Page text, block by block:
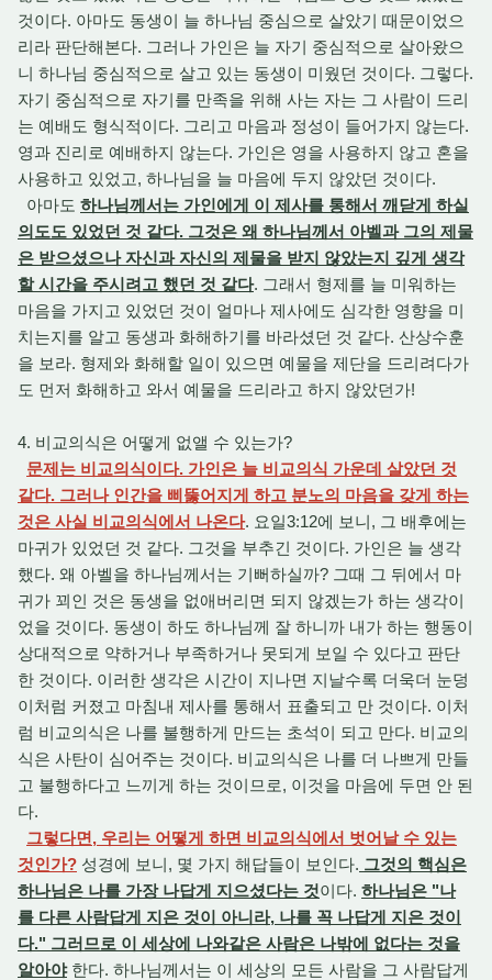
것이다. 아마도 동생이 늘 하나님 중심으로 살았기 때문이었으
리라 판단해본다. 그러나 가인은 늘 자기 중심적으로 살아왔으
니 하나님 중심적으로 살고 있는 동생이 미웠던 것이다. 그렇다.
자기 중심적으로 자기를 만족을 위해 사는 자는 그 사람이 드리
는 예배도 형식적이다. 그리고 마음과 정성이 들어가지 않는다.
영과 진리로 예배하지 않는다. 가인은 영을 사용하지 않고 혼을
사용하고 있었고, 하나님을 늘 마음에 두지 않았던 것이다.
아마도 하나님께서는 가인에게 이 제사를 통해서 깨닫게 하실
의도도 있었던 것 같다. 그것은 왜 하나님께서 아벨과 그의 제물
은 받으셨으나 자신과 자신의 제물을 받지 않았는지 깊게 생각
할 시간을 주시려고 했던 것 같다. 그래서 형제를 늘 미워하는
마음을 가지고 있었던 것이 얼마나 제사에도 심각한 영향을 미
치는지를 알고 동생과 화해하기를 바라셨던 것 같다. 산상수훈
을 보라. 형제와 화해할 일이 있으면 예물을 제단을 드리려다가
도 먼저 화해하고 와서 예물을 드리라고 하지 않았던가!
4. 비교의식은 어떻게 없앨 수 있는가?
문제는 비교의식이다. 가인은 늘 비교의식 가운데 살았던 것
같다. 그러나 인간을 삐뚫어지게 하고 분노의 마음을 갖게 하는
것은 사실 비교의식에서 나온다. 요일3:12에 보니, 그 배후에는
마귀가 있었던 것 같다. 그것을 부추긴 것이다. 가인은 늘 생각
했다. 왜 아벨을 하나님께서는 기뻐하실까? 그때 그 뒤에서 마
귀가 꾀인 것은 동생을 없애버리면 되지 않겠는가 하는 생각이
었을 것이다. 동생이 하도 하나님께 잘 하니까 내가 하는 행동이
상대적으로 약하거나 부족하거나 못되게 보일 수 있다고 판단
한 것이다. 이러한 생각은 시간이 지나면 지날수록 더욱더 눈덩
이처럼 커졌고 마침내 제사를 통해서 표출되고 만 것이다. 이처
럼 비교의식은 나를 불행하게 만드는 초석이 되고 만다. 비교의
식은 사탄이 심어주는 것이다. 비교의식은 나를 더 나쁘게 만들
고 불행하다고 느끼게 하는 것이므로, 이것을 마음에 두면 안 된
다.
그렇다면, 우리는 어떻게 하면 비교의식에서 벗어날 수 있는
것인가? 성경에 보니, 몇 가지 해답들이 보인다. 그것의 핵심은
하나님은 나를 가장 나답게 지으셨다는 것이다. 하나님은 "나
를 다른 사람답게 지은 것이 아니라, 나를 꼭 나답게 지은 것이
다." 그러므로 이 세상에 나와같은 사람은 나밖에 없다는 것을
알아야한다. 하나님께서는 이 세상의 모든 사람을 그 사람답게